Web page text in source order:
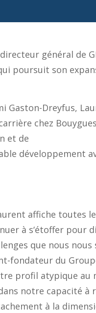
directeur général de
poursuit son
Gaston-Dreyfus,
chez
et de
e développement
affiche toutes
à s‘étoffer pour
que nous nous
fondateur du
profil atypique au
notre capacité à
à la